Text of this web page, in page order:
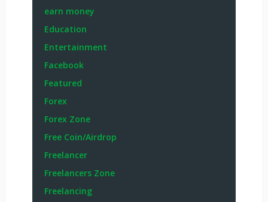
earn money
Education
Entertainment
Facebook
Featured
Forex
Forex Zone
Free Coin/Airdrop
Freelancer
Freelancers Zone
Freelancing